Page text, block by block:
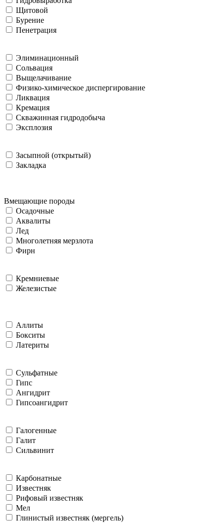
Щитовой
Бурение
Пенетрация
Элиминационный
Сольвация
Выщелачивание
Физико-химическое диспергирование
Ликвация
Кремация
Скважинная гидродобыча
Эксплозия
Засыпной (открытый)
Закладка
Вмещающие породы
Осадочные
Аквалиты
Лед
Многолетняя мерзлота
Фирн
Кремниевые
Железистые
Аллиты
Бокситы
Латериты
Сульфатные
Гипс
Ангидрит
Гипсоангидрит
Галогенные
Галит
Сильвинит
Карбонатные
Известняк
Рифовый известняк
Мел
Глинистый известняк (мергель)